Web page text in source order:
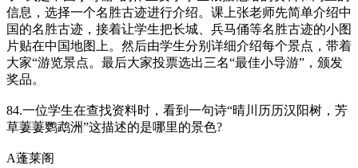
信息，选择一个名胜古迹进行介绍。课上张老师先简单介绍中
国的名胜古迹，接着让学生把长城、兵马俑等名胜古迹的小图
片贴在中国地图上。然后由学生分别详细介绍每个景点，带着
大家“游览景点。最后大家投票选出三名“最佳小导游”，颁发
奖品。
84.一位学生在查找资料时，看到一句诗“晴川历历汉阳树，芳
草萋萋鹦鹉洲”这描述的是哪里的景色?
A蓬莱阁